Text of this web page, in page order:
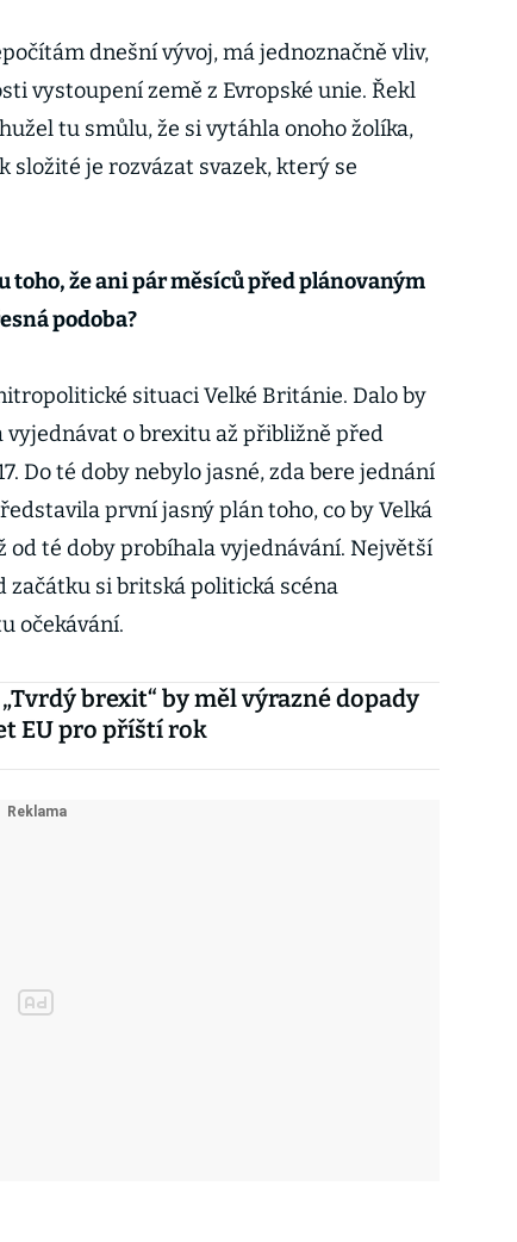
dnešní vývoj, má jednoznačně vliv,
vystoupení země z Evropské unie. Řekl
tu smůlu, že si vytáhla onoho žolíka,
složité je rozvázat svazek, který se
toho, že ani pár měsíců před plánovaným
podoba?
situaci Velké Británie. Dalo by
vyjednávat o brexitu až přibližně před
Do té doby nebylo jasné, zda bere jednání
první jasný plán toho, co by Velká
té doby probíhala vyjednávání. Největší
začátku si britská politická scéna
očekávání.
brexit“ by měl výrazné dopady
EU pro příští rok